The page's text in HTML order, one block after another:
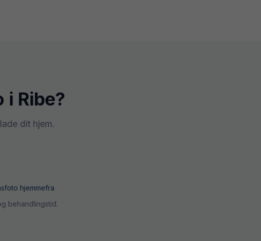
i Ribe?
dit hjem.
hjemmefra
behandlingstid.